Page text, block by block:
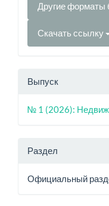
Другие форматы
Скачать ссылку
Выпуск
№ 1 (2026):
Раздел
Официальный